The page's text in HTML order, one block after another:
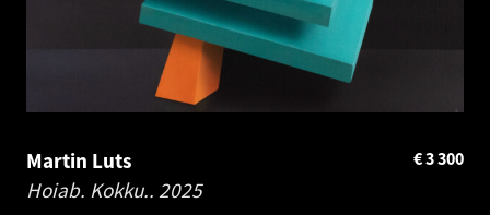
Martin Luts
Hoiab. Kokku.. 2025
3 300
€